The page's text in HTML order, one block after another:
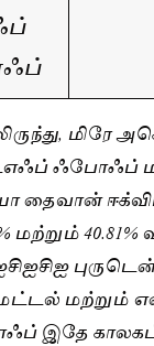
மிரே
ஃபோஃப்
தைவான்
மற்றும்
மற்றும்
இதே